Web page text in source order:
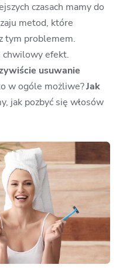
czasach mamy do
metod, które
tym problemem.
chwilowy efekt.
usuwanie
w ogóle możliwe?Jak
jak pozbyć się włosów